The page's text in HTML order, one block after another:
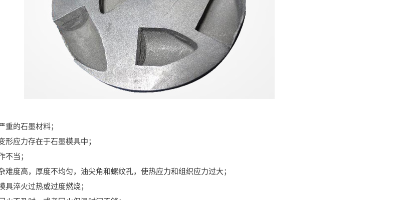
的石墨材料；
应力存在于石墨模具中；
当；
度高，厚度不均匀，油尖角和螺纹孔，使热应力和组织应力过大；
淬火过热或过度燃烧；